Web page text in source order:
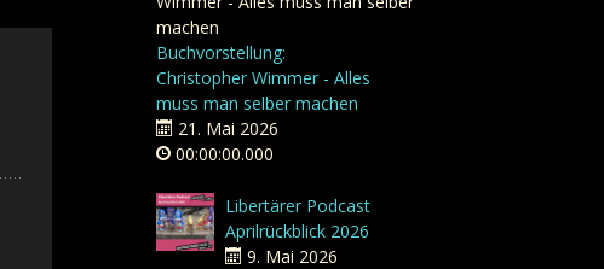
Buchvorstellung:
Christopher Wimmer - Alles
muss man selber machen
21. Mai 2026
00:00:00.000
Libertärer Podcast
Aprilrückblick 2026
9. Mai 2026